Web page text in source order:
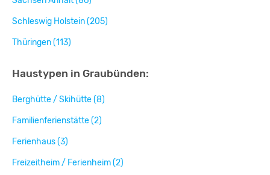
Schleswig Holstein (205)
Thüringen (113)
Haustypen in Graubünden:
Berghütte / Skihütte (8)
Familienferienstätte (2)
Ferienhaus (3)
Freizeitheim / Ferienheim (2)